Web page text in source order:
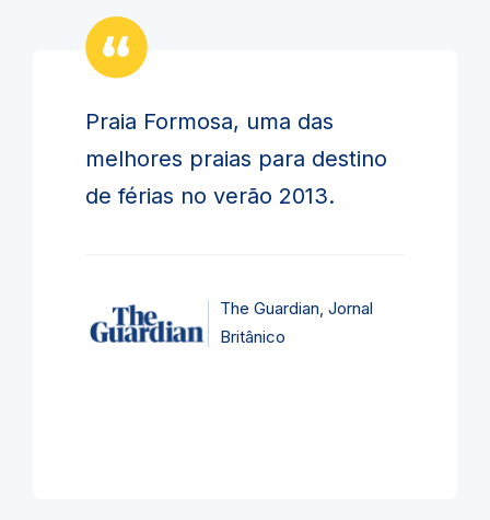
Praia Formosa, uma das
melhores praias para destino
de férias no verão 2013.
The Guardian, Jornal
Britânico